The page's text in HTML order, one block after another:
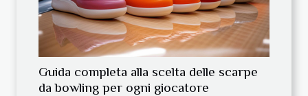
Guida completa alla scelta delle scarpe
da bowling per ogni giocatore